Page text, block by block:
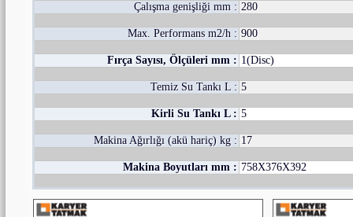
Çalışma genişliği mm : 280
Max. Performans m2/h : 900
Fırça Sayısı, Ölçüleri mm : 1(Disc)
Temiz Su Tankı L : 5
Kirli Su Tankı L : 5
Makina Ağırlığı (akü hariç) kg : 17
Makina Boyutları mm : 758X376X392